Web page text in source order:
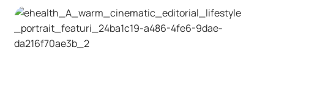
Betracht. Welche Behandlung für Sie geeignet
ist, entscheidet ein Arzt auf Grundlage Ihrer
Gesundheit, Ihres BMI und Ihres